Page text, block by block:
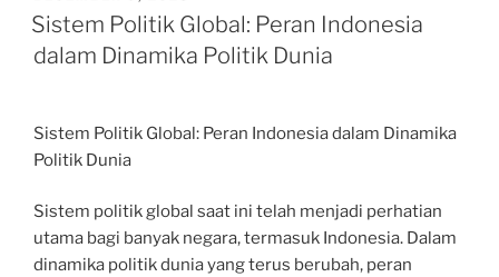
ON
Sistem Politik Global: Peran Indonesia
dalam Dinamika Politik Dunia
Sistem Politik Global: Peran Indonesia dalam Dinamika
Politik Dunia
Sistem politik global saat ini telah menjadi perhatian
utama bagi banyak negara, termasuk Indonesia. Dalam
dinamika politik dunia yang terus berubah, peran